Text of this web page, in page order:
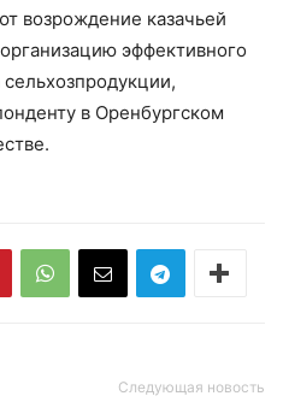
возрождение казачьей
эффективного
в Оренбургском
Следующая новость